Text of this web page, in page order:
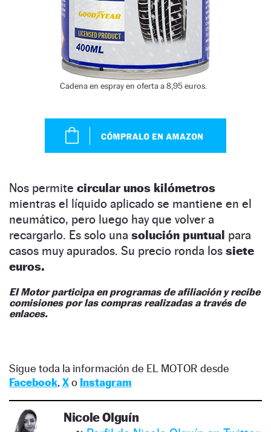
Cadena en espray en oferta a 8,95 euros.
Nos permite circular unos kilómetros
mientras el líquido aplicado se mantiene en el
neumático, pero luego hay que volver a
recargarlo. Es solo una solución puntual para
casos muy apurados. Su precio ronda los siete
euros.
El Motor participa en programas de afiliación y recibe
comisiones por las compras realizadas a través de
enlaces.
Sigue toda la información de EL MOTOR desde
Facebook, Xo Instagram
Nicole Olguín